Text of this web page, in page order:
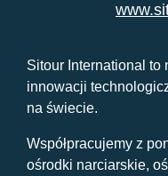
Sitour International to
innowacji
na świecie.
Współpracujemy z
ośrodki narciarskie,